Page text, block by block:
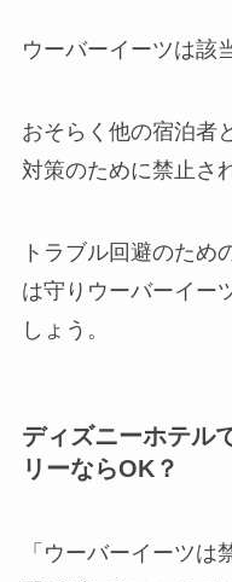
ウーバーイーツは該
おそらく他の宿泊者
対策のために禁止さ
トラブル回避のため
は守りウーバーイー
しょう。
ディズニーホテル
リーならOK？
「ウーバーイーツ